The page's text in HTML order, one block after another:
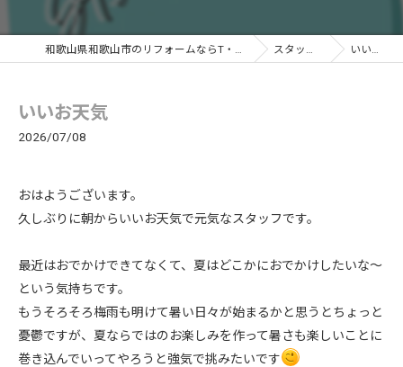
和歌山県和歌山市のリフォームならT・CRAFTヤマトシ株式会社 スタッフブログ いいお天気
いいお天気
2026/07/08
おはようございます。
久しぶりに朝からいいお天気で元気なスタッフです。
最近はおでかけできてなくて、夏はどこかにおでかけしたいな～
という気持ちです。
もうそろそろ梅雨も明けて暑い日々が始まるかと思うとちょっと
憂鬱ですが、夏ならではのお楽しみを作って暑さも楽しいことに
巻き込んでいってやろうと強気で挑みたいです